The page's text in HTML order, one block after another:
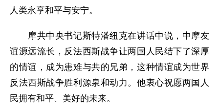
人类永享和平与安宁。
摩共中央书记斯特潘纽克在讲话中说，中摩友
谊源远流长，反法西斯战争让两国人民结下了深厚
的情谊，成为患难与共的兄弟，这种情谊成为世界
反法西斯战争胜利源泉和动力。他衷心祝愿两国人
民拥有和平、美好的未来。